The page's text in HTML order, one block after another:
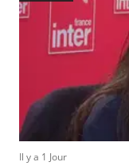
Il y a 1 Jour